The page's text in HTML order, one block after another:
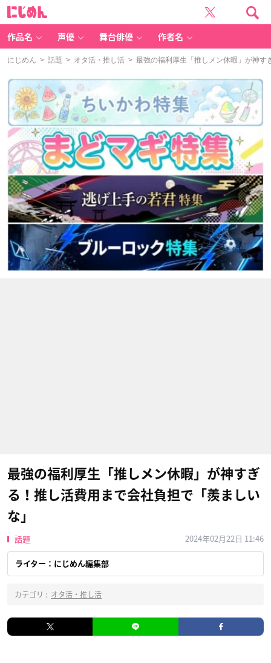
作品名 声優 舞台俳優 作者名
にじめん > 話題 > オタ活・推し活 > 最強の福利厚生「推しメン休暇」が神す
最強の福利厚生「推しメン休暇」が神すぎ
る！推し活費用まで会社負担で「羨ましい
な」
話題 2024年02月22日 11:46
ライター：にじめん編集部
カテゴリ : オタ活・推し活